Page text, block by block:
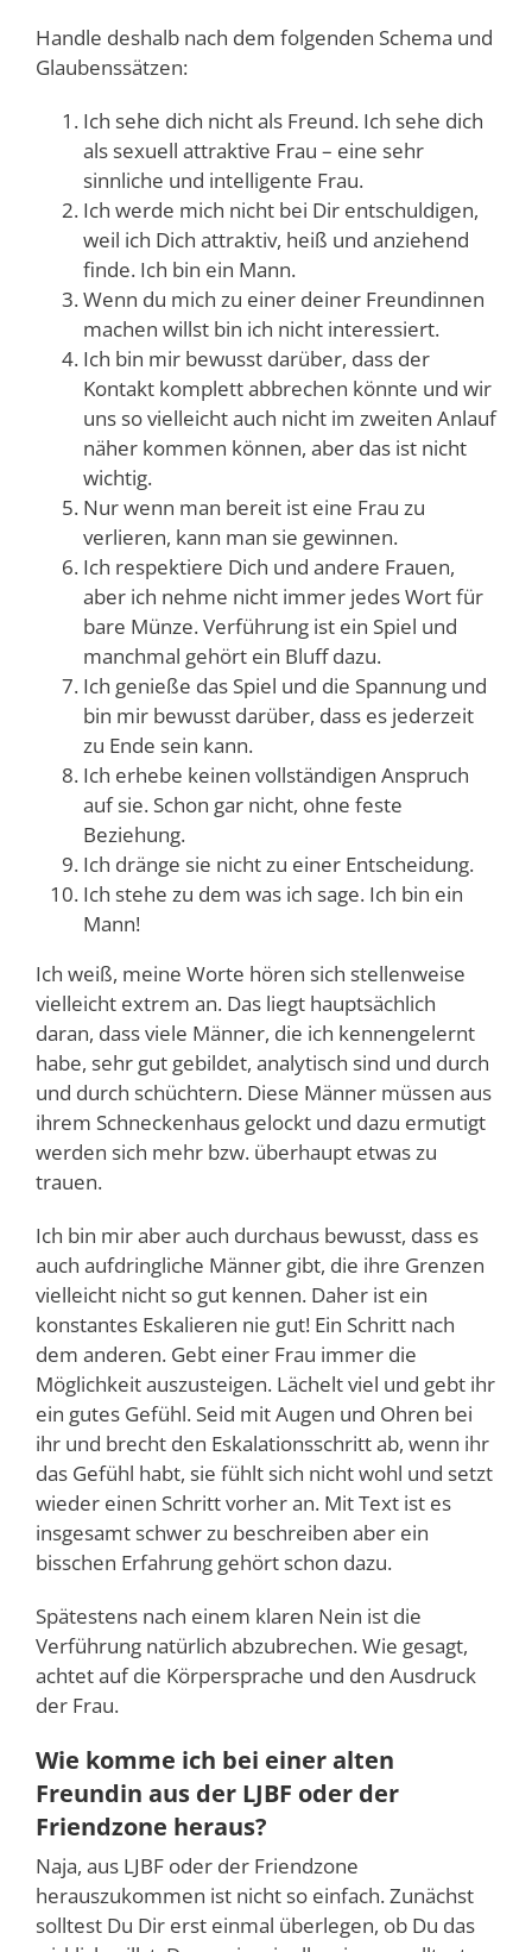
Handle deshalb nach dem folgenden Schema und
Glaubenssätzen:
Ich sehe dich nicht als Freund. Ich sehe dich
als sexuell attraktive Frau – eine sehr
sinnliche und intelligente Frau.
Ich werde mich nicht bei Dir entschuldigen,
weil ich Dich attraktiv, heiß und anziehend
finde. Ich bin ein Mann.
Wenn du mich zu einer deiner Freundinnen
machen willst bin ich nicht interessiert.
Ich bin mir bewusst darüber, dass der
Kontakt komplett abbrechen könnte und wir
uns so vielleicht auch nicht im zweiten Anlauf
näher kommen können, aber das ist nicht
wichtig.
Nur wenn man bereit ist eine Frau zu
verlieren, kann man sie gewinnen.
Ich respektiere Dich und andere Frauen,
aber ich nehme nicht immer jedes Wort für
bare Münze. Verführung ist ein Spiel und
manchmal gehört ein Bluff dazu.
Ich genieße das Spiel und die Spannung und
bin mir bewusst darüber, dass es jederzeit
zu Ende sein kann.
Ich erhebe keinen vollständigen Anspruch
auf sie. Schon gar nicht, ohne feste
Beziehung.
Ich dränge sie nicht zu einer Entscheidung.
Ich stehe zu dem was ich sage. Ich bin ein
Mann!
Ich weiß, meine Worte hören sich stellenweise
vielleicht extrem an. Das liegt hauptsächlich
daran, dass viele Männer, die ich kennengelernt
habe, sehr gut gebildet, analytisch sind und durch
und durch schüchtern. Diese Männer müssen aus
ihrem Schneckenhaus gelockt und dazu ermutigt
werden sich mehr bzw. überhaupt etwas zu
trauen.
Ich bin mir aber auch durchaus bewusst, dass es
auch aufdringliche Männer gibt, die ihre Grenzen
vielleicht nicht so gut kennen. Daher ist ein
konstantes Eskalieren nie gut! Ein Schritt nach
dem anderen. Gebt einer Frau immer die
Möglichkeit auszusteigen. Lächelt viel und gebt ihr
ein gutes Gefühl. Seid mit Augen und Ohren bei
ihr und brecht den Eskalationsschritt ab, wenn ihr
das Gefühl habt, sie fühlt sich nicht wohl und setzt
wieder einen Schritt vorher an. Mit Text ist es
insgesamt schwer zu beschreiben aber ein
bisschen Erfahrung gehört schon dazu.
Spätestens nach einem klaren Nein ist die
Verführung natürlich abzubrechen. Wie gesagt,
achtet auf die Körpersprache und den Ausdruck
der Frau.
Wie komme ich bei einer alten
Freundin aus der LJBF oder der
Friendzone heraus?
Naja, aus LJBF oder der Friendzone
herauszukommen ist nicht so einfach. Zunächst
solltest Du Dir erst einmal überlegen, ob Du das